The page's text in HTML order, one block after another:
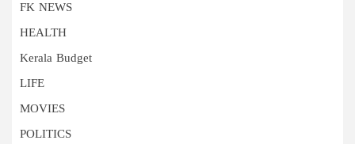
FK NEWS
HEALTH
Kerala Budget
LIFE
MOVIES
POLITICS